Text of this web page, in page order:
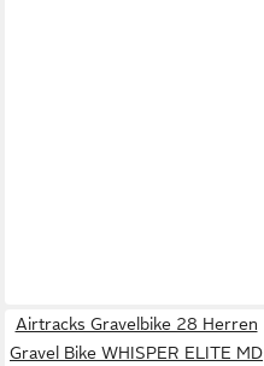
Airtracks Gravelbike 28 Herren
Gravel Bike WHISPER ELITE MD